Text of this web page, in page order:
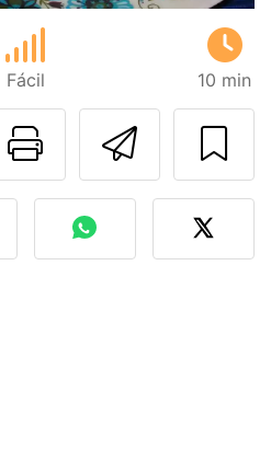
Fácil 10 min
Imprimir
al autor
foto de esta